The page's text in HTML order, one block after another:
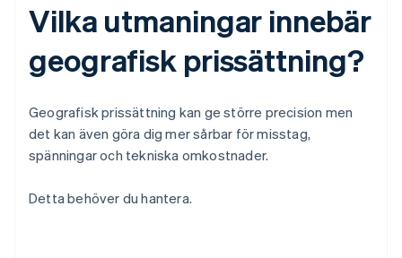
Vilka utmaningar innebär
geografisk prissättning?
Geografisk prissättning kan ge större precision men
det kan även göra dig mer sårbar för misstag,
spänningar och tekniska omkostnader.
Detta behöver du hantera.